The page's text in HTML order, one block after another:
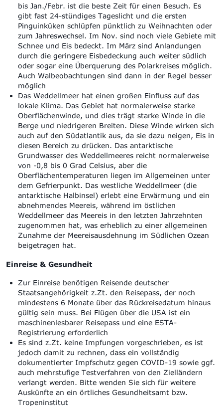
bis Jan./Febr. ist die beste Zeit für einen Besuch. Es
gibt fast 24-stündiges Tageslicht und die ersten
Pinguinküken schlüpfen pünktlich zu Weihnachten oder
zum Jahreswechsel. Im Nov. sind noch viele Gebiete mit
Schnee und Eis bedeckt. Im März sind Anlandungen
durch die geringere Eisbedeckung auch weiter südlich
oder sogar eine Überquerung des Polarkreises möglich.
Auch Walbeobachtungen sind dann in der Regel besser
möglich
Das Weddellmeer hat einen großen Einfluss auf das
lokale Klima. Das Gebiet hat normalerweise starke
Oberflächenwinde, und dies trägt starke Winde in die
Berge und niedrigeren Breiten. Diese Winde wirken sich
auch auf den Südatlantik aus, da sie dazu neigen, Eis in
diesen Bereich zu drücken. Das antarktische
Grundwasser des Weddellmeeres reicht normalerweise
von -0,8 bis 0 Grad Celsius, aber die
Oberflächentemperaturen liegen im Allgemeinen unter
dem Gefrierpunkt. Das westliche Weddellmeer (die
antarktische Halbinsel) erlebt eine Erwärmung und ein
abnehmendes Meereis, während im östlichen
Weddellmeer das Meereis in den letzten Jahrzehnten
zugenommen hat, was erheblich zu einer allgemeinen
Zunahme der Meereisausdehnung im Südlichen Ozean
beigetragen hat.
Einreise & Gesundheit
Zur Einreise benötigen Reisende deutscher
Staatsangehörigkeit z.Zt. den Reisepass, der noch
mindestens 6 Monate über das Rückreisedatum hinaus
gültig sein muss. Bei Flügen über die USA ist ein
maschinenlesbarer Reisepass und eine ESTA-
Registrierung erforderlich
Es sind z.Zt. keine Impfungen vorgeschrieben, es ist
jedoch damit zu rechnen, dass ein vollständig
dokumentierter Impfschutz gegen COVID-19 sowie ggf.
auch mehrstufige Testverfahren von den Zielländern
verlangt werden. Bitte wenden Sie sich für weitere
Auskünfte an ein örtliches Gesundheitsamt bzw.
Tropeninstitut